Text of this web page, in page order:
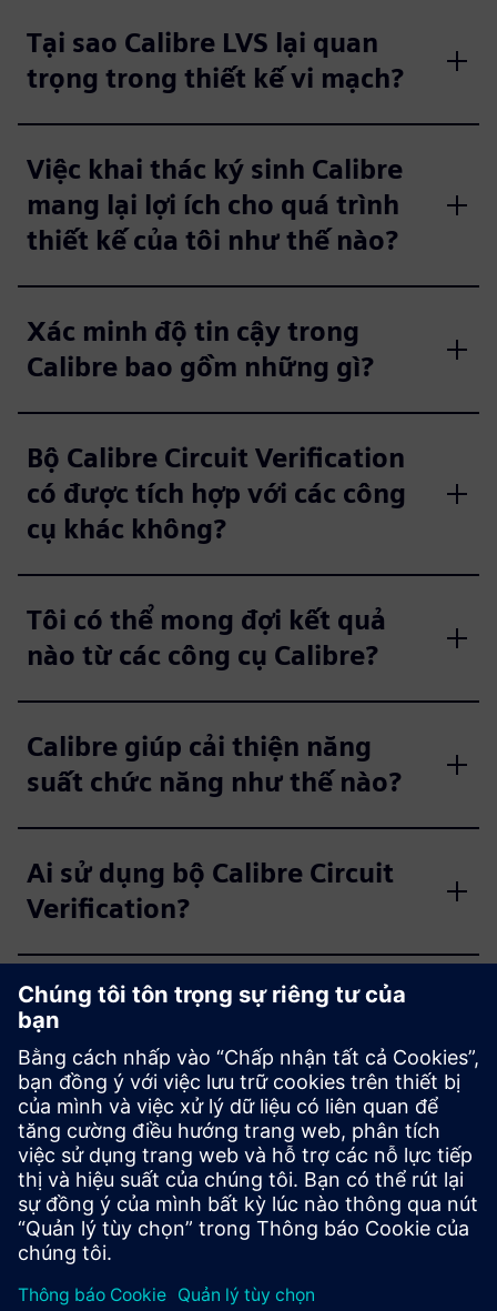
Tại sao Calibre LVS lại quan
trọng trong thiết kế vi mạch?
Việc khai thác ký sinh Calibre
mang lại lợi ích cho quá trình
thiết kế của tôi như thế nào?
Xác minh độ tin cậy trong
Calibre bao gồm những gì?
Bộ Calibre Circuit Verification
có được tích hợp với các công
cụ khác không?
Tôi có thể mong đợi kết quả
nào từ các công cụ Calibre?
Calibre giúp cải thiện năng
suất chức năng như thế nào?
Ai sử dụng bộ Calibre Circuit
Verification?
Tại sao chọn Calibre để xác
minh mạch?
Bắt đầu